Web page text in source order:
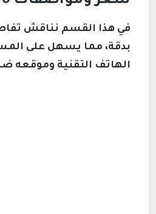
بدقة، مما يسهل على
الهاتف التقنية وموقعه